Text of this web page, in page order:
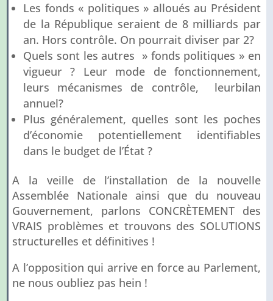
Les fonds « politiques » alloués au Président
de la République seraient de 8 milliards par
an. Hors contrôle. On pourrait diviser par 2?
Quels sont les autres » fonds politiques » en
vigueur ? Leur mode de fonctionnement,
leurs mécanismes de contrôle, leurbilan
annuel?
Plus généralement, quelles sont les poches
d’économie potentiellement identifiables
dans le budget de l’État ?
A la veille de l’installation de la nouvelle
Assemblée Nationale ainsi que du nouveau
Gouvernement, parlons CONCRÈTEMENT des
VRAIS problèmes et trouvons des SOLUTIONS
structurelles et définitives !
A l’opposition qui arrive en force au Parlement,
ne nous oubliez pas hein !